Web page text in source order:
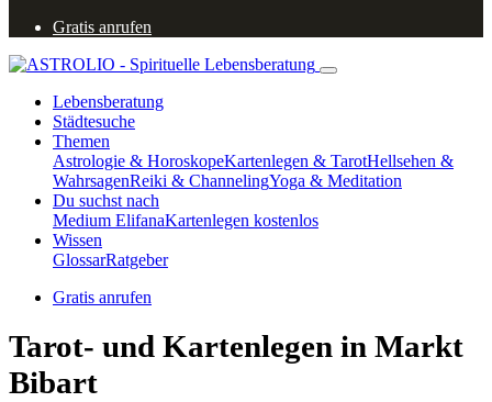
Gratis anrufen
Lebensberatung
Städtesuche
Themen
Astrologie & HoroskopeKartenlegen & TarotHellsehen &
WahrsagenReiki & ChannelingYoga & Meditation
Du suchst nach
Medium ElifanaKartenlegen kostenlos
Wissen
GlossarRatgeber
Gratis anrufen
Tarot- und Kartenlegen in Markt
Bibart